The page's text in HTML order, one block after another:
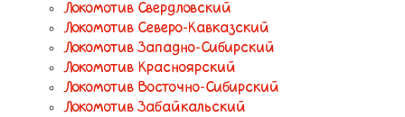
Локомотив Свердловский
Локомотив Северо-Кавказский
Локомотив Западно-Сибирский
Локомотив Красноярский
Локомотив Восточно-Сибирский
Локомотив Забайкальский